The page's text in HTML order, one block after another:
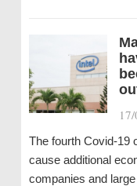
The fourth Covid-19
cause additional
companies and